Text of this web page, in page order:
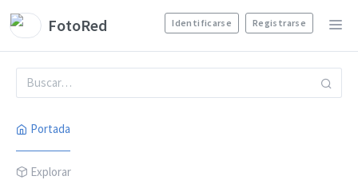
FotoRed Identificarse Registrarse
Portada
Explorar